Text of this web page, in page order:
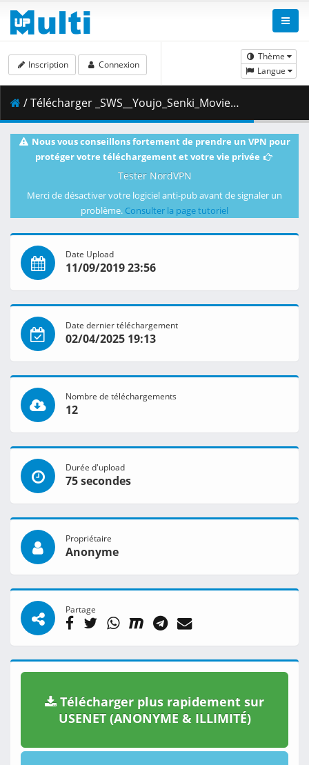
Thème
Langue
Inscription Connexion
/ Télécharger _SWS__Youjo_Senki_Movie__flac-eng-sub_.mkv.005 ( 496.40 MB )
Nous vous conseillons fortement de prendre un VPN pour
protéger votre téléchargement et votre vie privée
Tester NordVPN
Merci de désactiver votre logiciel anti-pub avant de signaler un
problème. Consulter la page tutoriel
Date Upload
11/09/2019 23:56
Date dernier téléchargement
02/04/2025 19:13
Nombre de téléchargements
12
Durée d'upload
75 secondes
Propriétaire
Anonyme
Partage
Télécharger plus rapidement sur
USENET (ANONYME & ILLIMITÉ)